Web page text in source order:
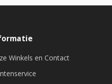
Winkels en Contact